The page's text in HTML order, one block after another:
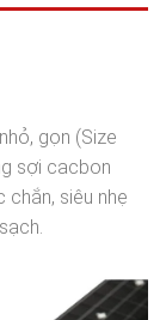
gọn (Size
sợi cacbon
siêu nhẹ